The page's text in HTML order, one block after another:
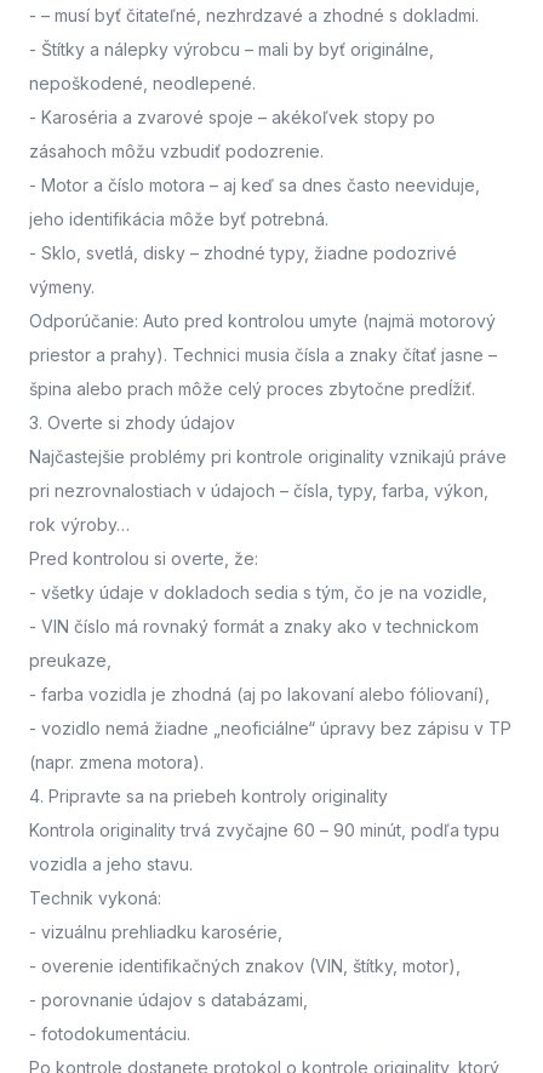
- – musí byť čitateľné, nezhrdzavé a zhodné s dokladmi.
- Štítky a nálepky výrobcu – mali by byť originálne,
nepoškodené, neodlepené.
- Karoséria a zvarové spoje – akékoľvek stopy po
zásahoch môžu vzbudiť podozrenie.
- Motor a číslo motora – aj keď sa dnes často neeviduje,
jeho identifikácia môže byť potrebná.
- Sklo, svetlá, disky – zhodné typy, žiadne podozrivé
výmeny.
Odporúčanie: Auto pred kontrolou umyte (najmä motorový
priestor a prahy). Technici musia čísla a znaky čítať jasne –
špina alebo prach môže celý proces zbytočne predĺžiť.
3. Overte si zhody údajov
Najčastejšie problémy pri kontrole originality vznikajú práve
pri nezrovnalostiach v údajoch – čísla, typy, farba, výkon,
rok výroby…
Pred kontrolou si overte, že:
- všetky údaje v dokladoch sedia s tým, čo je na vozidle,
- VIN číslo má rovnaký formát a znaky ako v technickom
preukaze,
- farba vozidla je zhodná (aj po lakovaní alebo fóliovaní),
- vozidlo nemá žiadne „neoficiálne“ úpravy bez zápisu v TP
(napr. zmena motora).
4. Pripravte sa na priebeh kontroly originality
Kontrola originality trvá zvyčajne 60 – 90 minút , podľa typu
vozidla a jeho stavu.
Technik vykoná:
- vizuálnu prehliadku karosérie,
- overenie identifikačných znakov (VIN, štítky, motor),
- porovnanie údajov s databázami,
- fotodokumentáciu.
Po kontrole dostanete protokol o kontrole originality, ktorý